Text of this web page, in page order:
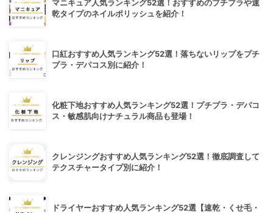
マニキュア人気ランキング52選！おすすめのプチプラや速
乾タイプのネイルポリッシュを紹介！
口紅おすすめ人気ランキング52選！落ちないリップをプチ
プラ・デパコス別に紹介！
化粧下地おすすめ人気ランキング52選！プチプラ・デパコ
ス・敏感肌向けナチュラル商品も登場！
クレンジングおすすめ人気ランキング52選！徹底調査して
テクスチャータイプ別に紹介！
ドライヤーおすすめ人気ランキング52選【速乾・くせ毛・